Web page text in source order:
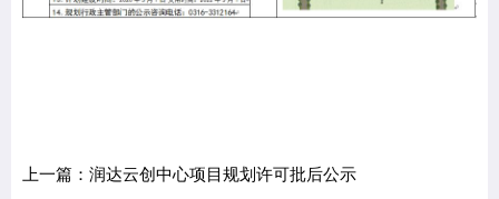
上一篇：润达云创中心项目规划许可批后公示